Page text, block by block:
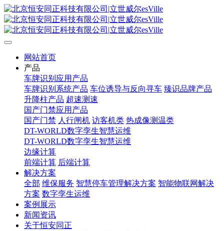
网站首页
产品
车牌识别应用产品
车牌识别系统产品 车位诱导与反向寻车 臻识品牌产品
升降柱产品 超速测速
国产门禁应用产品
国产门禁 人行闸机 访客机类 热成像测温类
DT-WORLD数字孪生智慧运维
DT-WORLD数字孪生智慧运维
边缘计算
前端计算 后端计算
解决方案
全部 维保服务 智慧停车管理解决方案 智能物联网解决
方案 数字孪生运维
案例展示
新闻资讯
关于恒安同正